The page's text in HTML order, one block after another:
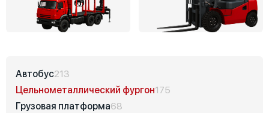
Автобус213
Цельнометаллический фургон175
Грузовая платформа68